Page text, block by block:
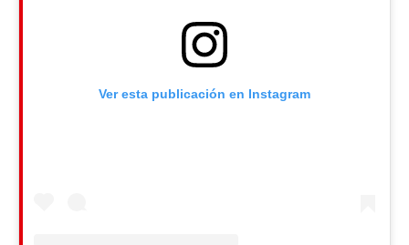
Ver esta publicación en Instagram